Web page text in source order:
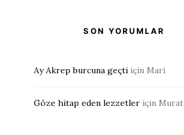
SON YORUMLAR
Ay Akrep burcuna geçti için Mari
Göze hitap eden lezzetler için Murat